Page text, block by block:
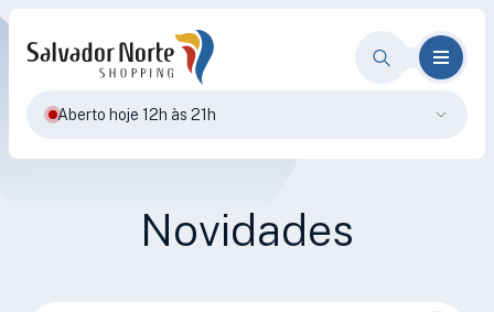
Aberto hoje 12h às 21h
Novidades